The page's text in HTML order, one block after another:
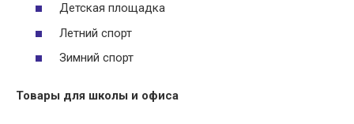
Детская площадка
Летний спорт
Зимний спорт
Товары для школы и офиса